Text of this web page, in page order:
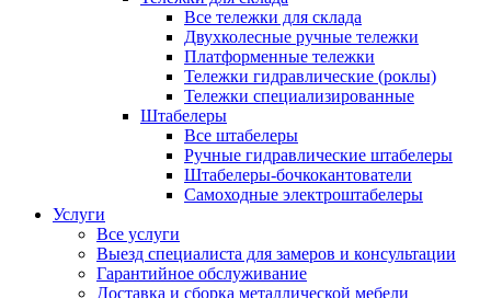
Все тележки для склада
Двухколесные ручные тележки
Платформенные тележки
Тележки гидравлические (роклы)
Тележки специализированные
Штабелеры
Все штабелеры
Ручные гидравлические штабелеры
Штабелеры-бочкокантователи
Самоходные электроштабелеры
Услуги
Все услуги
Выезд специалиста для замеров и консультации
Гарантийное обслуживание
Доставка и сборка металлической мебели